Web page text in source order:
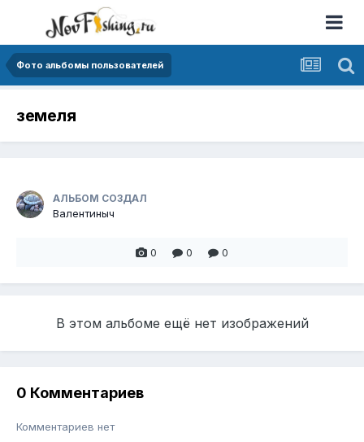
Фото альбомы пользователей
земеля
АЛЬБОМ СОЗДАЛ
Валентиныч
0 0 0
В этом альбоме ещё нет изображений
0 Комментариев
Комментариев нет